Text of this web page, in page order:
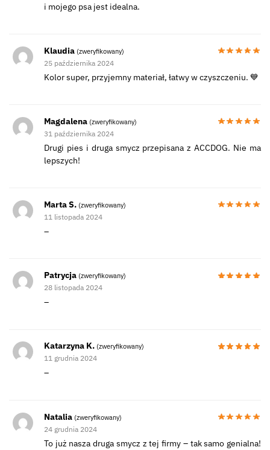
i mojego psa jest idealna.
Klaudia (zweryfikowany)
25 października 2024
Kolor super, przyjemny materiał, łatwy w czyszczeniu. 💙
Magdalena (zweryfikowany)
31 października 2024
Drugi pies i druga smycz przepisana z ACCDOG. Nie ma
lepszych!
Marta S. (zweryfikowany)
11 listopada 2024
–
Patrycja (zweryfikowany)
28 listopada 2024
–
Katarzyna K. (zweryfikowany)
11 grudnia 2024
–
Natalia (zweryfikowany)
24 grudnia 2024
To już nasza druga smycz z tej firmy – tak samo genialna!